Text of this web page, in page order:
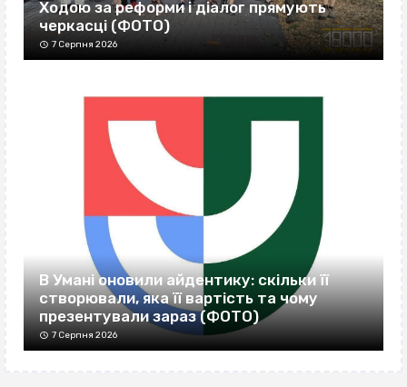
Ходою за реформи і діалог прямують
черкасці (ФОТО)
7 Серпня 2026
В Умані оновили айдентику: скільки її
створювали, яка її вартість та чому
презентували зараз (ФОТО)
7 Серпня 2026